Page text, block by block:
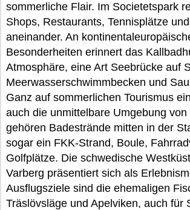
sommerliche Flair. Im Societetspark
Shops, Restaurants, Tennisplätze
aneinander. An
Besonderheiten erinnert das
Atmosphäre, eine Art Seebrücke auf
Meerwasserschwimmbecken und
Ganz auf sommerlichen Tourismus
auch die unmittelbare Umgebung von
gehören Badestrände mitten in der
sogar ein FKK-Strand, Boule,
Golfplätze. Die schwedische
Varberg präsentiert sich als
Ausflugsziele sind die ehemaligen
Träslövsläge und Apelviken, auch für